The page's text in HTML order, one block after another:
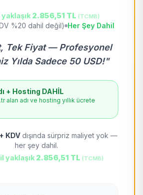
2.856,51 TL (TCMB)
%20 dahil değil) Her Şey Dahil
Tek Fiyat — Profesyonel
Yılda Sadece 50 USD!"
+ Hosting DAHİL
alan adı ve hosting yıllık ücrete
KDV dışında sürpriz maliyet yok —
her şey dahil.
yaklaşık 2.856,51 TL (TCMB)